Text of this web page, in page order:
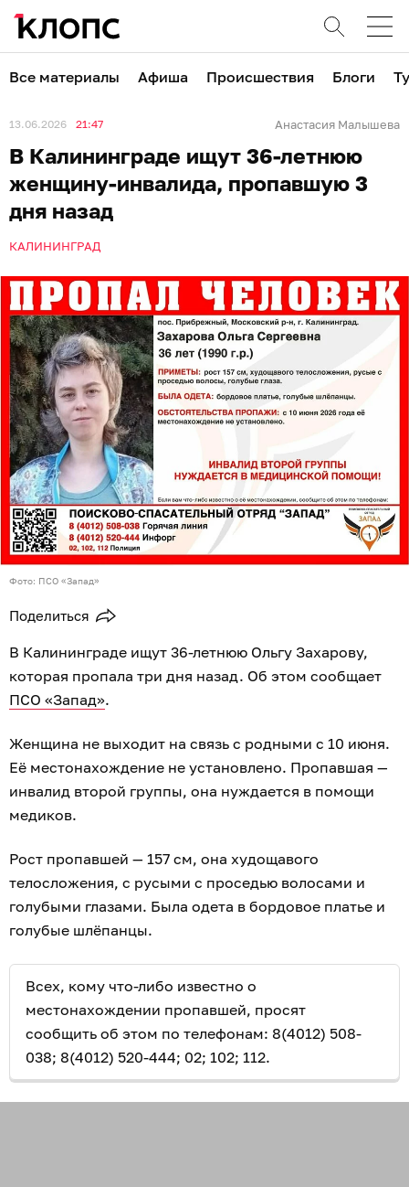
Все материалы Афиша Происшествия Блоги
13.06.2026 21:47 Анастасия Малышева
В Калининграде ищут 36-летнюю
женщину-инвалида, пропавшую 3
дня назад
КАЛИНИНГРАД
Фото: ПСО «Запад»
Поделиться
В Калининграде ищут 36-летнюю Ольгу Захарову,
которая пропала три дня назад. Об этом сообщает
ПСО «Запад».
Женщина не выходит на связь с родными с 10 июня.
Её местонахождение не установлено. Пропавшая —
инвалид второй группы, она нуждается в помощи
медиков.
Рост пропавшей — 157 см, она худощавого
телосложения, с русыми с проседью волосами и
голубыми глазами. Была одета в бордовое платье и
голубые шлёпанцы.
Всех, кому что-либо известно о
местонахождении пропавшей, просят
сообщить об этом по телефонам: 8(4012) 508-
038; 8(4012) 520-444; 02; 102; 112.